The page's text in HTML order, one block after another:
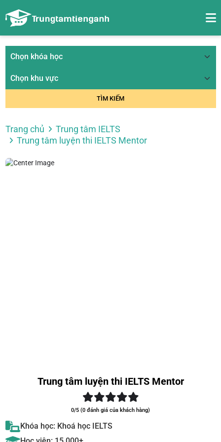
TÌM KIẾM
Trang chủ
Trung tâm IELTS
Trung tâm luyện thi IELTS Mentor
Trung tâm luyện thi IELTS Mentor
0/5 (0 đánh giá của khách hàng)
Khóa học: Khoá học IELTS